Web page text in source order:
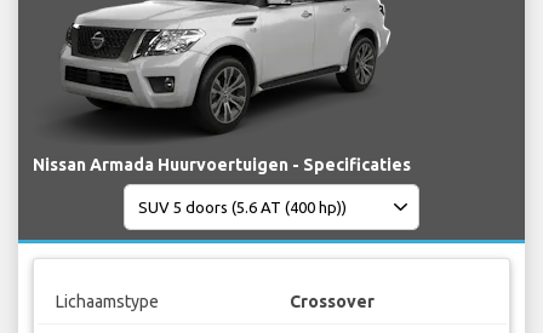
Nissan Armada Huurvoertuigen - Specificaties
Lichaamstype Crossover